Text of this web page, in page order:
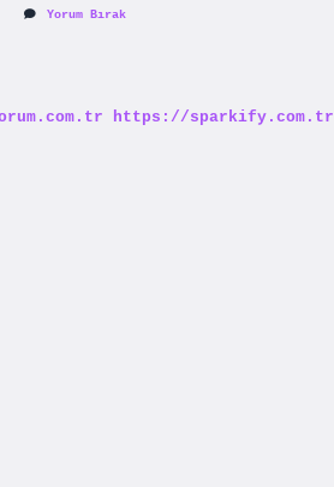
Yorum Bırak
https://sparkify.com.tr